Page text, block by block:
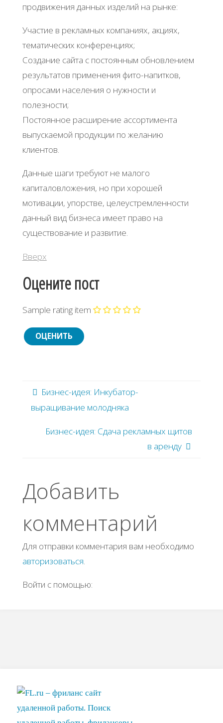
продвижения данных изделий на рынке:
Участие в рекламных компаниях, акциях,
тематических конференциях;
Создание сайта с постоянным обновлением
результатов применения фито-напитков,
опросами населения о нужности и
полезности;
Постоянное расширение ассортимента
выпускаемой продукции по желанию
клиентов.
Данные шаги требуют не малого
капиталовложения, но при хорошей
мотивации, упорстве, целеустремленности
данный вид бизнеса имеет право на
существование и развитие.
Вверх
Оцените пост
Sample rating item
Бизнес-идея: Инкубатор-
выращивание молодняка
Бизнес-идея: Сдача рекламных щитов
в аренду
Добавить
комментарий
Для отправки комментария вам необходимо
авторизоваться.
Войти с помощью: